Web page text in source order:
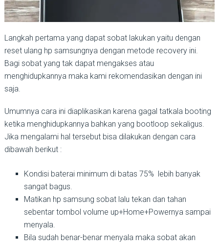
Langkah pertama yang dapat sobat lakukan yaitu dengan
reset ulang hp samsungnya dengan metode recovery ini.
Bagi sobat yang tak dapat mengakses atau
menghidupkannya maka kami rekomendasikan dengan ini
saja.
Umumnya cara ini diaplikasikan karena gagal tatkala booting
ketika menghidupkannya bahkan yang bootloop sekaligus.
Jika mengalami hal tersebut bisa dilakukan dengan cara
dibawah berikut :
Kondisi baterai minimum di batas 75% lebih banyak
sangat bagus.
Matikan hp samsung sobat lalu tekan dan tahan
sebentar tombol volume up+Home+Powernya sampai
menyala.
Bila sudah benar-benar menyala maka sobat akan